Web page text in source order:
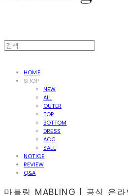
HOME
SHOP
NEW
ALL
OUTER
TOP
BOTTOM
DRESS
ACC
SALE
NOTICE
REVIEW
Q&A
마블링 MABLING | 공식 온라